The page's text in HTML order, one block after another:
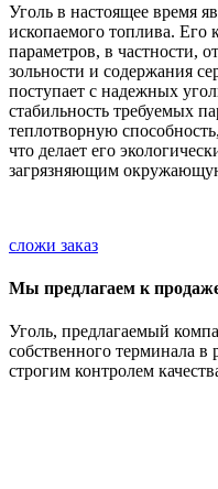
Уголь в настоящее время
ископаемого топлива. Его
параметров, в частности,
зольности и содержания
поступает с надежных
стабильность требуемых
теплотворную
что делает его
загрязняющим
сложи заказ
Мы предлагаем к
Уголь, предлагаемый
собственного терминала в
строгим контролем